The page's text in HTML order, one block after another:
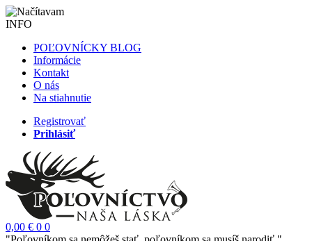
INFO
POĽOVNÍCKY BLOG
Informácie
Kontakt
O nás
Na stiahnutie
Registrovať
Prihlásiť
0,00 € 0 0